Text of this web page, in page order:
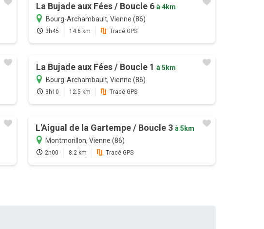
La Bujade aux Fées / Boucle 6 à 4km
Bourg-Archambault, Vienne (86)
3h45 14.6 km Tracé GPS
La Bujade aux Fées / Boucle 1 à 5km
Bourg-Archambault, Vienne (86)
3h10 12.5 km Tracé GPS
L'Aigual de la Gartempe / Boucle 3à 5km
Montmorillon, Vienne (86)
2h00 8.2 km Tracé GPS